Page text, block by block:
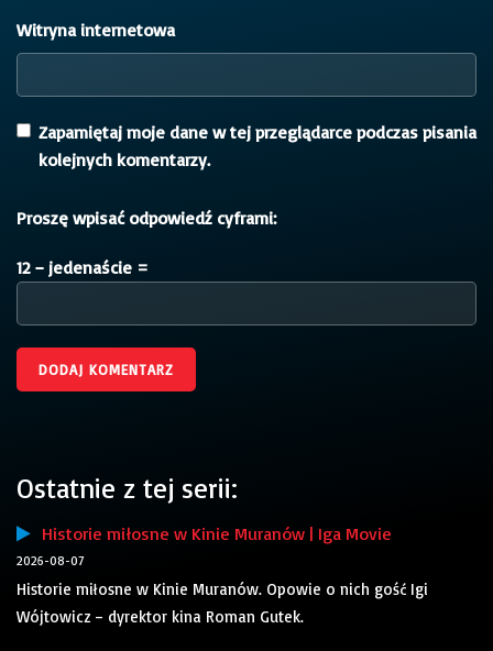
Witryna internetowa
Zapamiętaj moje dane w tej przeglądarce podczas pisania
kolejnych komentarzy.
Proszę wpisać odpowiedź cyframi:
12 − jedenaście =
Ostatnie z tej serii:
Historie miłosne w Kinie Muranów | Iga Movie
2026-08-07
Historie miłosne w Kinie Muranów. Opowie o nich gość Igi
Wójtowicz – dyrektor kina Roman Gutek.